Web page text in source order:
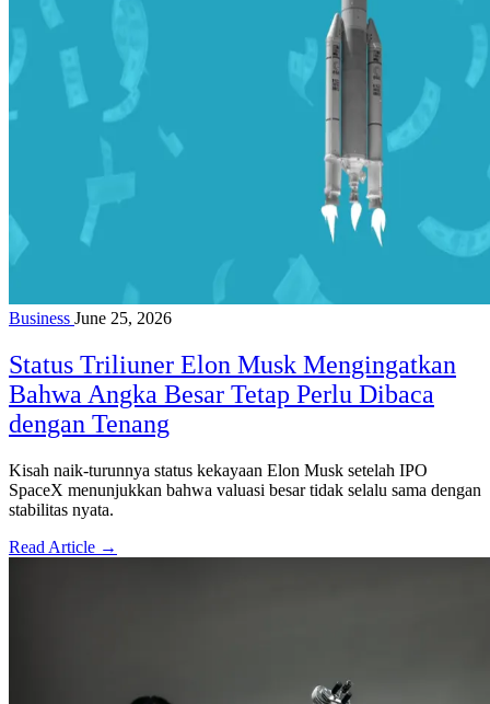
Business June 25, 2026
Status Triliuner Elon Musk Mengingatkan
Bahwa Angka Besar Tetap Perlu Dibaca
dengan Tenang
Kisah naik-turunnya status kekayaan Elon Musk setelah IPO
SpaceX menunjukkan bahwa valuasi besar tidak selalu sama dengan
stabilitas nyata.
Read Article →